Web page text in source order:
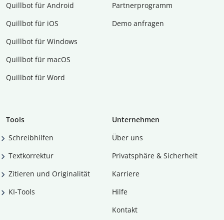
Quillbot für Android
Quillbot für iOS
Quillbot für Windows
Quillbot für macOS
Quillbot für Word
Partnerprogramm
Demo anfragen
Tools
Schreibhilfen
Textkorrektur
Zitieren und Originalität
KI-Tools
Unternehmen
Über uns
Privatsphäre & Sicherheit
Karriere
Hilfe
Kontakt